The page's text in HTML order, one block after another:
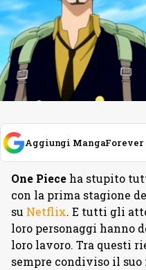
Aggiungi
One Piece ha stupito
con la prima stagione
su Netflix. E tutti gli
loro personaggi hanno
loro lavoro. Tra questi
sempre condiviso il